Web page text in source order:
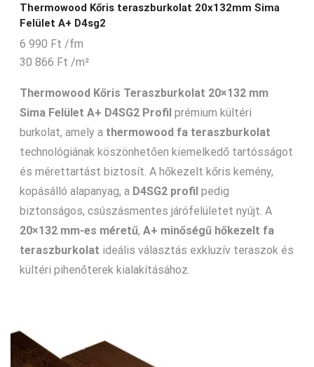
Thermowood Kőris teraszburkolat 20x132mm Sima
Felület A+ D4sg2
6 990 Ft /fm
30 866 Ft /m²
Thermowood Kőris Teraszburkolat 20×132 mm
Sima Felület A+ D4SG2 Profil prémium kültéri
burkolat, amely a thermowood fa teraszburkolat
technológiának köszönhetően kiemelkedő tartósságot
és mérettartást biztosít. A hőkezelt kőris kemény,
kopásálló alapanyag, a D4SG2 profil pedig
biztonságos, csúszásmentes járófelületet nyújt. A
20×132 mm-es méretű, A+ minőségű hőkezelt fa
teraszburkolat ideális választás exkluzív teraszok és
kültéri pihenőterek kialakításához.